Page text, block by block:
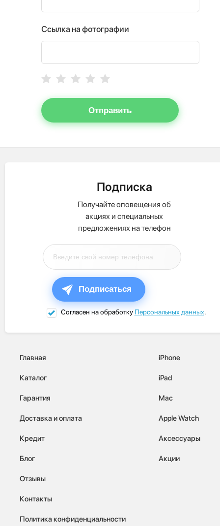
Ссылка на фотографии
Отправить
Подписка
Получайте оповещения об
акциях и специальных
предложениях на телефон
Подписаться
Согласен на обработку Персональных данных.
Главная
Каталог
Гарантия
Доставка и оплата
Кредит
Блог
Отзывы
Контакты
Политика конфиденциальности
iPhone
iPad
Mac
Apple Watch
Аксессуары
Акции